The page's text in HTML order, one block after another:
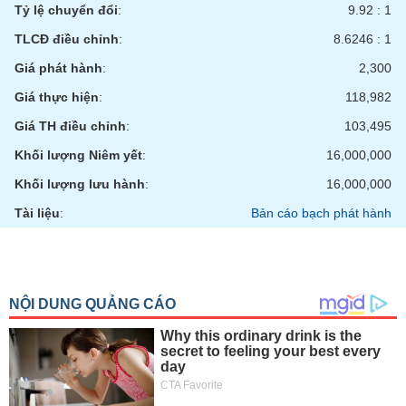
Tỷ lệ chuyển đổi:
9.92 : 1
TLCĐ điều chỉnh:
8.6246 : 1
Giá phát hành:
2,300
Giá thực hiện:
118,982
Giá TH điều chỉnh:
103,495
Khối lượng Niêm yết:
16,000,000
Khối lượng lưu hành:
16,000,000
Tài liệu: Bản cáo bạch phát hành